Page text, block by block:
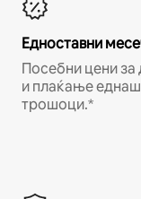
Едноставни
Посебни цени
и плаќање
трошоци.*